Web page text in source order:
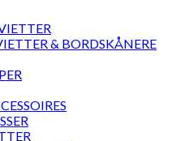
& BORDSKÅNERE